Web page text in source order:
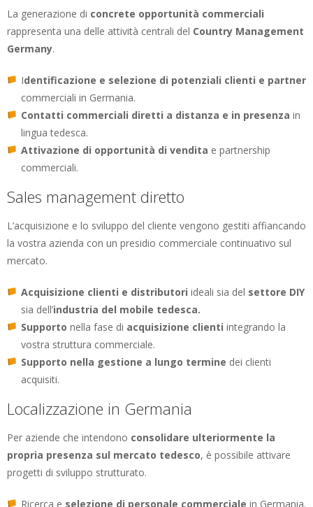
La generazione di concrete opportunità commerciali
rappresenta una delle attività centrali del Country Management
Germany.
Identificazione e selezione di potenziali clienti e partner
commerciali in Germania.
Contatti commerciali diretti a distanza e in presenza in
lingua tedesca.
Attivazione di opportunità di vendita e partnership
commerciali.
Sales management diretto
L’acquisizione e lo sviluppo del cliente vengono gestiti affiancando
la vostra azienda con un presidio commerciale continuativo sul
mercato.
Acquisizione clienti e distributori ideali sia del settore DIY
sia dell’industria del mobile tedesca.
Supporto nella fase di acquisizione clienti integrando la
vostra struttura commerciale.
Supporto nella gestione a lungo termine dei clienti
acquisiti.
Localizzazione in Germania
Per aziende che intendono consolidare ulteriormente la
propria presenza sul mercato tedesco, è possibile attivare
progetti di sviluppo strutturato.
Ricerca e selezione di personale commerciale in Germania.